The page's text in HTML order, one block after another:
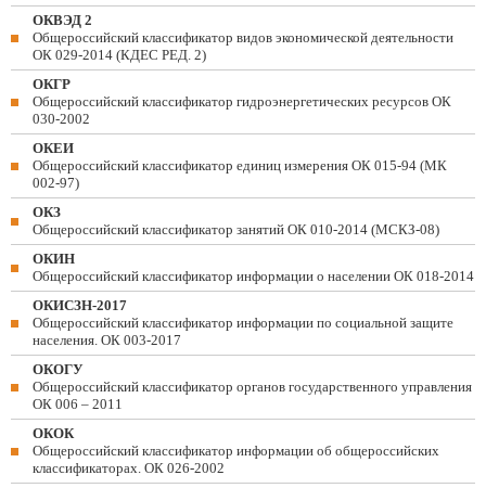
ОКВЭД 2
Общероссийский классификатор видов экономической деятельности
ОК 029-2014 (КДЕС РЕД. 2)
ОКГР
Общероссийский классификатор гидроэнергетических ресурсов ОК
030-2002
ОКЕИ
Общероссийский классификатор единиц измерения ОК 015-94 (МК
002-97)
ОКЗ
Общероссийский классификатор занятий ОК 010-2014 (МСКЗ-08)
ОКИН
Общероссийский классификатор информации о населении ОК 018-2014
ОКИСЗН-2017
Общероссийский классификатор информации по социальной защите
населения. ОК 003-2017
ОКОГУ
Общероссийский классификатор органов государственного управления
ОК 006 – 2011
ОКОК
Общероссийский классификатор информации об общероссийских
классификаторах. ОК 026-2002